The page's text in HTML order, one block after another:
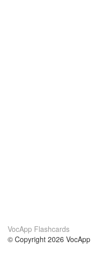
VocApp Flashcards
© Copyright 2026 VocApp